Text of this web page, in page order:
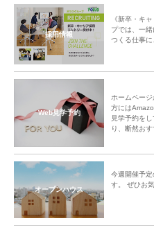
採用情報
《新卒・キ
プでは、一
つくる仕事
Web見学予約
ホームペー
方には
見学予約を
り、断然おす
オープンハウス
今週開催予
す。 ぜひお